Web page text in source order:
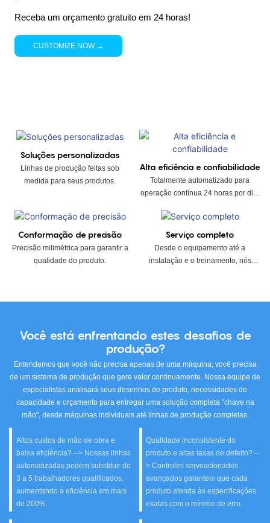
Receba um orçamento gratuito em 24 horas!
CUSTOMIZE NOW →
Soluções personalizadas
Linhas de produção feitas sob
medida para seus produtos.
Alta eficiência e confiabilidade
Totalmente automatizado para
operação contínua 24 horas por dia,
Conformação de precisão
Precisão milimétrica para garantir a
qualidade do produto.
Serviço completo
Desde o equipamento até a
instalação e o treinamento, nós
Você está enfrentando estes desafios de
produção?
Entendemos que você não precisa apenas de uma máquina; você precisa
de um sistema de produção que gere valor continuamente. Nossa equipe de
especialistas analisará seus desenhos de produto, necessidades de
capacidade e orçamento para entregar uma solução completa "chave na
mão", desde máquinas individuais até linhas de produção completas.
Altos custos de mão de obra e
baixa eficiência? --> Nossas linhas
automatizadas podem substituir de
3 a 5 trabalhadores qualificados,
aumentando a eficiência em mais
de 200%.
Qualidade inconsistente do
produto e altas taxas de defeito? --
> Controles servoacionados
avançados garantem que cada
produto atenda às especificações
exatas com o mínimo de erro.